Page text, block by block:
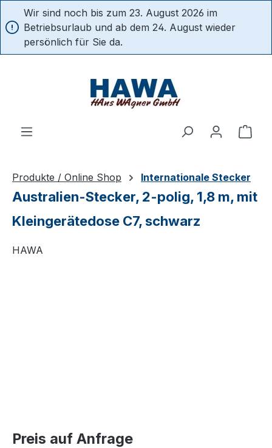
springen
Wir sind noch bis zum 23. August 2026 im
Betriebsurlaub und ab dem 24. August wieder
persönlich für Sie da.
Produkte / Online Shop Internationale Stecker
Australien-Stecker, 2-polig, 1,8 m, mit
Kleingerätedose C7, schwarz
HAWA
Preis auf Anfrage